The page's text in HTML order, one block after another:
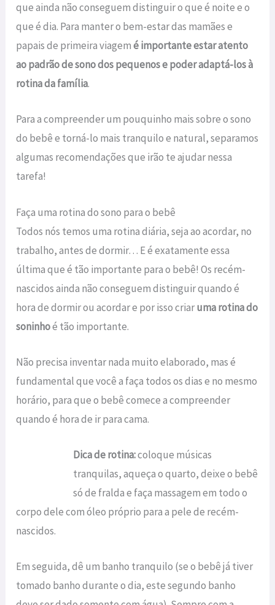
que ainda não conseguem distinguir o que é noite e o
que é dia. Para manter o bem-estar das mamães e
papais de primeira viagemé importante estar atento
ao padrão de sono dos pequenos e poder adaptá-los à
rotina da família.
Para a compreender um pouquinho mais sobre o sono
do bebê e torná-lo mais tranquilo e natural, separamos
algumas recomendações que irão te ajudar nessa
tarefa!
Faça uma rotina do sono para o bebê
Todos nós temos uma rotina diária, seja ao acordar, no
trabalho, antes de dormir… E é exatamente essa
última que é tão importante para o bebê! Os recém-
nascidos ainda não conseguem distinguir quando é
hora de dormir ou acordar e por isso criaruma rotina do
soninhoé tão importante.
Não precisa inventar nada muito elaborado, mas é
fundamental que você a faça todos os dias e no mesmo
horário, para que o bebê comece a compreender
quando é hora de ir para cama.
Dica de rotina:coloque músicas
tranquilas, aqueça o quarto, deixe o bebê
só de fralda e faça massagem em todo o
corpo dele com óleo próprio para a pele de recém-
nascidos.
Em seguida, dê um banho tranquilo (se o bebê já tiver
tomado banho durante o dia, este segundo banho